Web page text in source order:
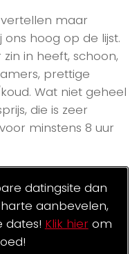
maar
hoog op de lijst.
in heeft, schoon,
prettige
Wat niet geheel
die is zeer
minstens 8 uur
datingsite dan
aanbevelen,
dates! Klik hierom